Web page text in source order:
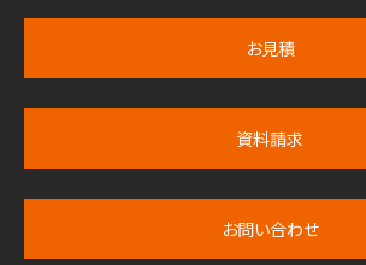
お見積
資料請求
お問い合わせ